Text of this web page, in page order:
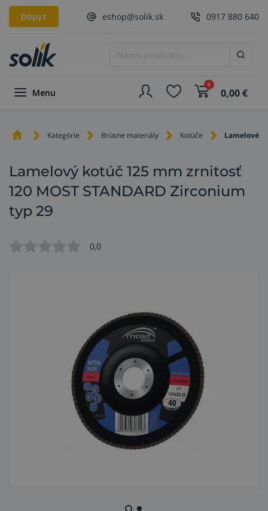
Dopyt eshop@solik.sk 0917 880 640
Menu
0
0,00€
Kategórie Brúsne materiály Kotúče Lamelové
Lamelový kotúč 125 mm zrnitosť
120 MOST STANDARD Zirconium
typ 29
0,0